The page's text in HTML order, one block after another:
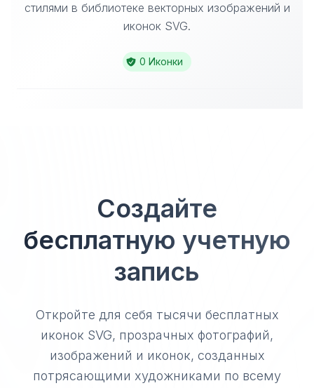
стилями в библиотеке векторных изображений и
иконок SVG.
0 Иконки
Создайте
бесплатную учетную
запись
Откройте для себя тысячи бесплатных
иконок SVG, прозрачных фотографий,
изображений и иконок, созданных
потрясающими художниками по всему